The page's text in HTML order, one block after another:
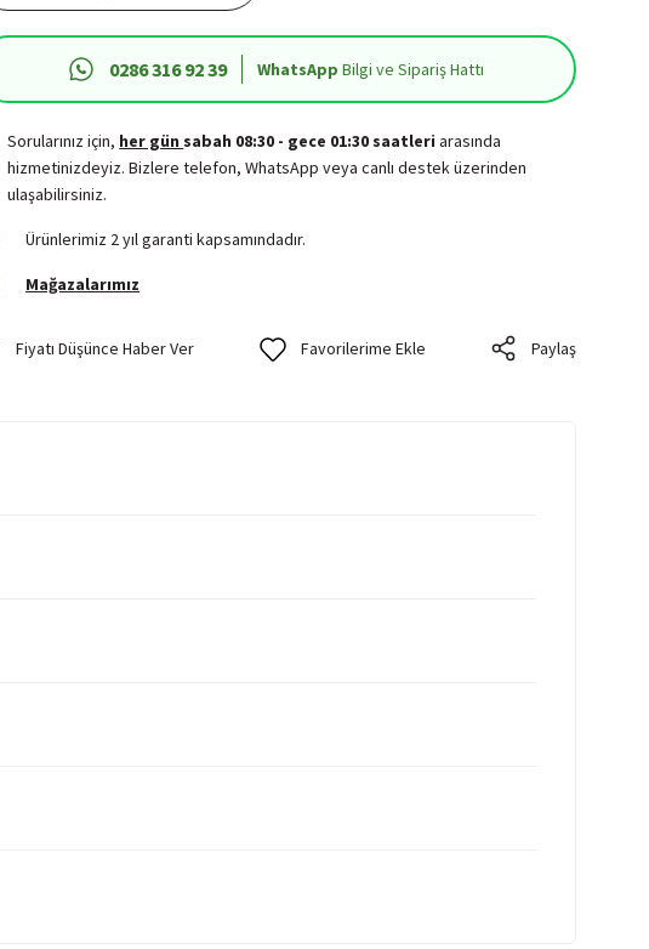
0286 316 92 39 WhatsApp Bilgi ve Sipariş Hattı
Sorularınız için, her gün sabah 08:30 - gece 01:30 saatleriarasında
hizmetinizdeyiz. Bizlere telefon, WhatsApp veya canlı destek üzerinden
ulaşabilirsiniz.
Ürünlerimiz 2 yıl garanti kapsamındadır.
Mağazalarımız
Fiyatı Düşünce Haber Ver Paylaş